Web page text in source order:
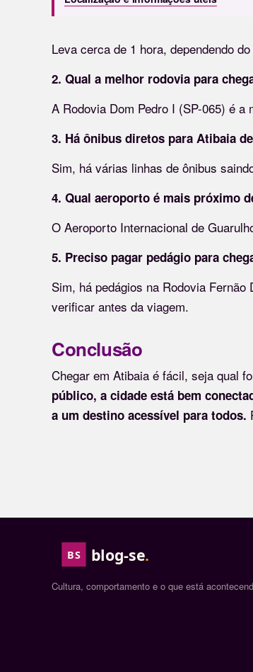
Leva cerca de 1 hora, dependendo
2. Qual a melhor rodovia para
A Rodovia Dom Pedro I (SP-065) é
3. Há ônibus diretos para Atibaia
Sim, há várias linhas de ônibus
4. Qual aeroporto é mais próximo
O Aeroporto Internacional de
5. Preciso pagar pedágio para
Sim, há pedágios na Rodovia
verificar antes da viagem.
Conclusão
Chegar em Atibaia é fácil, seja qual
público, a cidade está bem
a um destino acessível para todos.
BS blog-se.
Cultura, comportamento e o que está